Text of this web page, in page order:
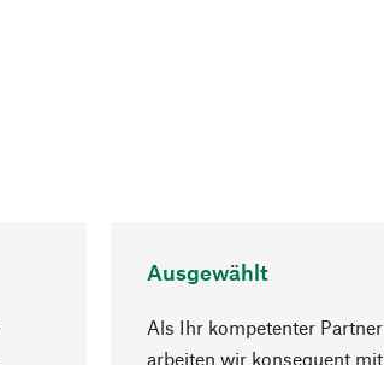
Ausgewählt
Als Ihr kompetenter Partner
arbeiten wir konsequent mit